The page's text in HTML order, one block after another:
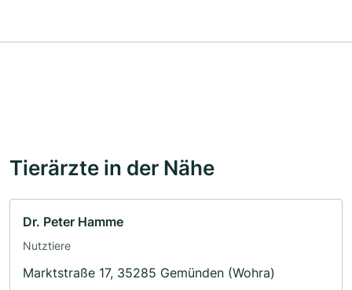
Tierärzte in der Nähe
Dr. Peter Hamme
Nutztiere
Marktstraße 17, 35285 Gemünden (Wohra)